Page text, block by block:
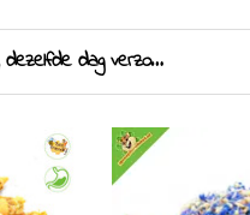
dag verzonden!